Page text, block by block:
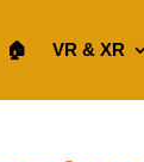
🏠︎ VR & XR